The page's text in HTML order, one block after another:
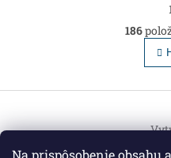
Na prispôsobenie obsahu
186
p